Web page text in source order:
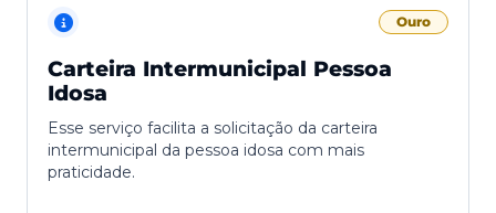
Ouro
Carteira Intermunicipal Pessoa
Idosa
Esse serviço facilita a solicitação da carteira
intermunicipal da pessoa idosa com mais
praticidade.